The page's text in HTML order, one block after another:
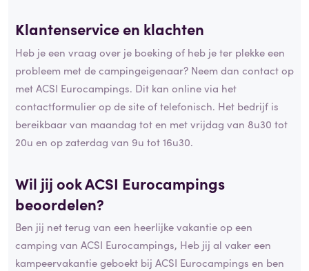
Klantenservice en klachten
Heb je een vraag over je boeking of heb je ter plekke een
probleem met de campingeigenaar? Neem dan contact op
met ACSI Eurocampings. Dit kan online via het
contactformulier op de site of telefonisch. Het bedrijf is
bereikbaar van maandag tot en met vrijdag van 8u30 tot
20u en op zaterdag van 9u tot 16u30.
Wil jij ook ACSI Eurocampings
beoordelen?
Ben jij net terug van een heerlijke vakantie op een
camping van ACSI Eurocampings, Heb jij al vaker een
kampeervakantie geboekt bij ACSI Eurocampings en ben